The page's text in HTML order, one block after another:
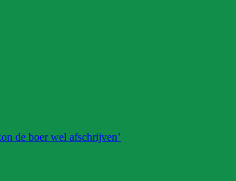
de boer wel afschrijven’